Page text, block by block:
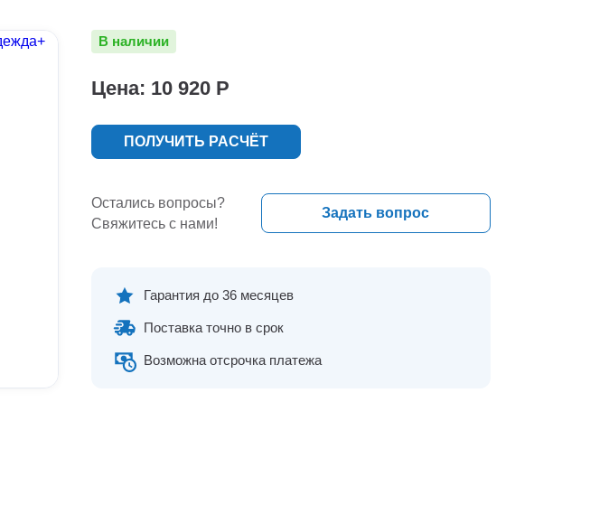
В наличии
Цена: 10 920 Р
ПОЛУЧИТЬ РАСЧЁТ
Остались вопросы?
Свяжитесь с нами!
Задать вопрос
Гарантия до 36 месяцев
Поставка точно в срок
Возможна отсрочка платежа